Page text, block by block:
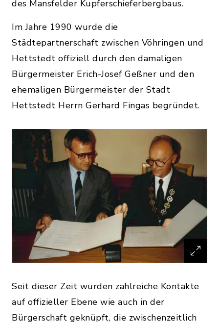
des Mansfelder Kupferschieferbergbaus.
Im Jahre 1990 wurde die
Städtepartnerschaft zwischen Vöhringen und
Hettstedt offiziell durch den damaligen
Bürgermeister Erich-Josef Geßner und den
ehemaligen Bürgermeister der Stadt
Hettstedt Herrn Gerhard Fingas begründet.
Seit dieser Zeit wurden zahlreiche Kontakte
auf offizieller Ebene wie auch in der
Bürgerschaft geknüpft, die zwischenzeitlich